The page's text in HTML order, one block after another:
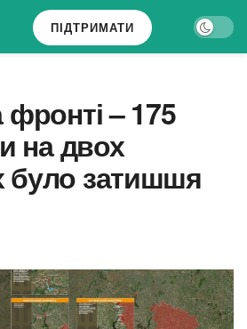
ПІДТРИМАТИ
– 175
на двох
було затишшя